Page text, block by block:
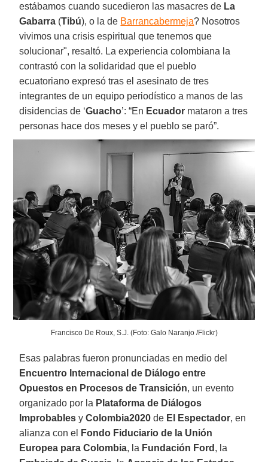
estábamos cuando sucedieron las masacres de La
Gabarra (Tibú), o la de Barrancabermeja? Nosotros
vivimos una crisis espiritual que tenemos que
solucionar", resaltó. La experiencia colombiana la
contrastó con la solidaridad que el pueblo
ecuatoriano expresó tras el asesinato de tres
integrantes de un equipo periodístico a manos de las
disidencias de ‘Guacho’: “En Ecuador mataron a tres
personas hace dos meses y el pueblo se paró”.
Francisco De Roux, S.J. (Foto: Galo Naranjo /Flickr)
Esas palabras fueron pronunciadas en medio del
Encuentro Internacional de Diálogo entre
Opuestos en Procesos de Transición, un evento
organizado por la Plataforma de Diálogos
Improbables yColombia2020 de El Espectador, en
alianza con el
Fondo Fiduciario de la Unión
Europea para Colombia, la Fundación Ford , la